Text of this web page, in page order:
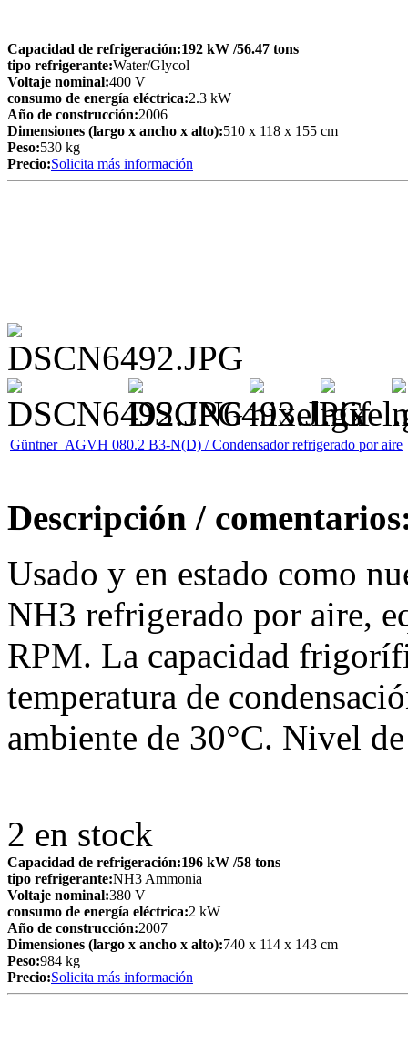
Capacidad de refrigeración:192 kW /56.47 tons
tipo refrigerante:Water/Glycol
Voltaje nominal:400 V
consumo de energía eléctrica:2.3 kW
Año de construcción:2006
Dimensiones (largo x ancho x alto):510 x 118 x 155 cm
Peso:530 kg
Precio:Solicita más información
Güntner AGVH 080.2 B3-N(D) / Condensador refrigerado por aire
Descripción /
Usado y en estado como
NH3 refrigerado por aire,
RPM. La capacidad
temperatura de
ambiente de 30°C. Nivel
2 en stock
Capacidad de refrigeración:196 kW /58 tons
tipo refrigerante:NH3 Ammonia
Voltaje nominal:380 V
consumo de energía eléctrica:2 kW
Año de construcción:2007
Dimensiones (largo x ancho x alto):740 x 114 x 143 cm
Peso:984 kg
Precio:Solicita más información